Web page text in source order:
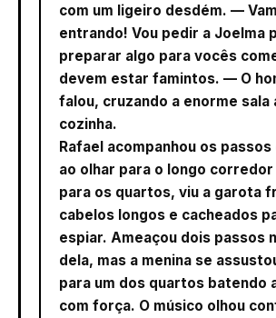
com um ligeiro desdém. —
entrando! Vou pedir a Joelma
preparar algo para vocês
devem estar famintos. — O
falou, cruzando a enorme sala
cozinha.
Rafael acompanhou os
ao olhar para o longo corredor
para os quartos, viu a garota
cabelos longos e cacheados
espiar. Ameaçou dois passos
dela, mas a menina se
para um dos quartos batendo
com força. O músico olhou